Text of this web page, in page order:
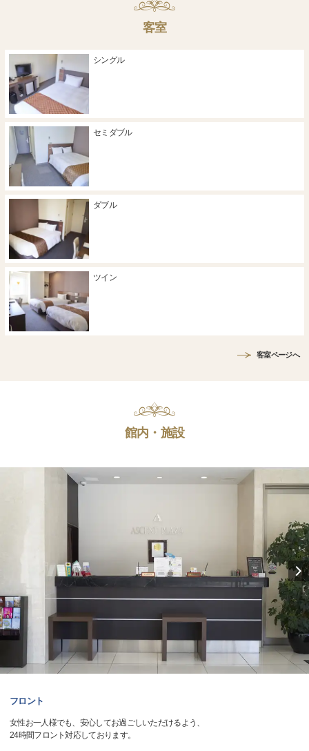
客室
シングル
セミダブル
ダブル
ツイン
客室ページへ
館内・施設
フロント
女性お一人様でも、安心してお過ごしいただけるよう、
24時間フロント対応しております。